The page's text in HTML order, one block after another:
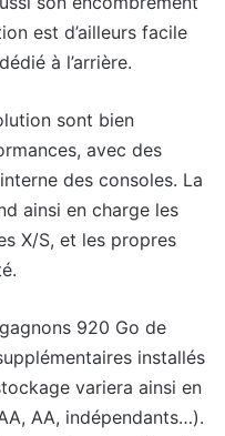
est d’ailleurs facile
à l’arrière.
sont bien
avec des
des consoles. La
ainsi en charge les
X/S, et les propres
920 Go de
installés
variera ainsi en
AA, indépendants…).